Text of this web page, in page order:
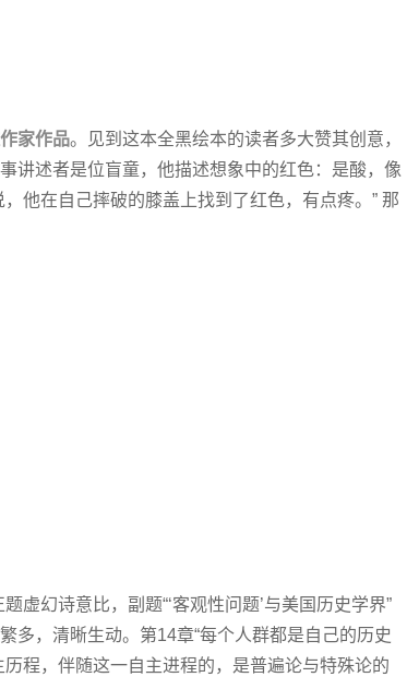
家作品。见到这本全黑绘本的读者多大赞其创意，
讲述者是位盲童，他描述想象中的红色：是酸，像
他在自己摔破的膝盖上找到了红色，有点疼。” 那
虚幻诗意比，副题“‘客观性问题’与美国历史学界”
多，清晰生动。第14章“每个人群都是自己的历史
程，伴随这一自主进程的，是普遍论与特殊论的